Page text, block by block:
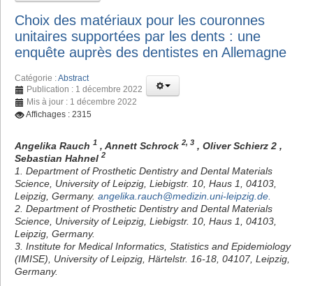
Choix des matériaux pour les couronnes
unitaires supportées par les dents : une
enquête auprès des dentistes en Allemagne
Catégorie :Abstract
Publication : 1 décembre 2022
Mis à jour : 1 décembre 2022
Affichages : 2315
Angelika Rauch 1 , Annett Schrock 2, 3 , Oliver Schierz 2 ,
Sebastian Hahnel 2
1. Department of Prosthetic Dentistry and Dental Materials
Science, University of Leipzig, Liebigstr. 10, Haus 1, 04103,
Leipzig, Germany. angelika.rauch@medizin.uni-leipzig.de
2. Department of Prosthetic Dentistry and Dental Materials
Science, University of Leipzig, Liebigstr. 10, Haus 1, 04103,
Leipzig, Germany.
3. Institute for Medical Informatics, Statistics and Epidemiology
(IMISE), University of Leipzig, Härtelstr. 16-18, 04107, Leipzig,
Germany.